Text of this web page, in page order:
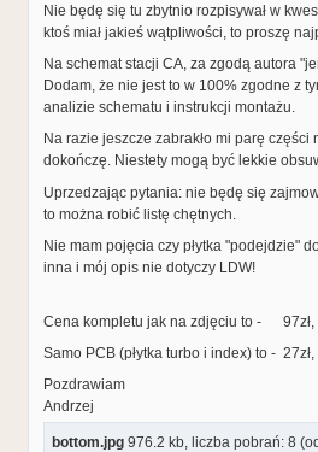
Nie będę się tu zbytnio rozpisywał w
ktoś miał jakieś wątpliwości, to proszę
Na schemat stacji CA, za zgodą autora
Dodam, że nie jest to w 100% zgodne z
analizie schematu i instrukcji montażu.
Na razie jeszcze zabrakło mi parę
dokończę. Niestety mogą być lekkie
Uprzedzając pytania: nie będę się
to można robić listę chętnych.
Nie mam pojęcia czy płytka "podejdzie"
inna i mój opis nie dotyczy LDW!
Cena kompletu jak na zdjęciu to - 97zł,
Samo PCB (płytka turbo i index) to -
Pozdrawiam
Andrzej
bottom.jpg 976.2 kb, liczba pobrań: 8